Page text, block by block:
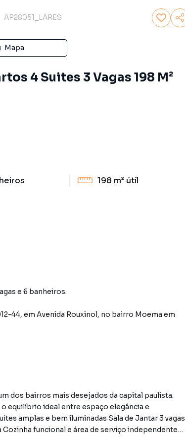
AP28051_LARES
Mapa
4 Suites 3 Vagas 198 M²
198 m² útil
e 6 banheiros.
44, em Avenida Rouxinol, no bairro Moema em
dos bairros mais desejados da capital paulista.
equilíbrio ideal entre espaço elegância e
amplas e bem iluminadas Sala de Jantar 3 vagas
funcional e área de serviço independente